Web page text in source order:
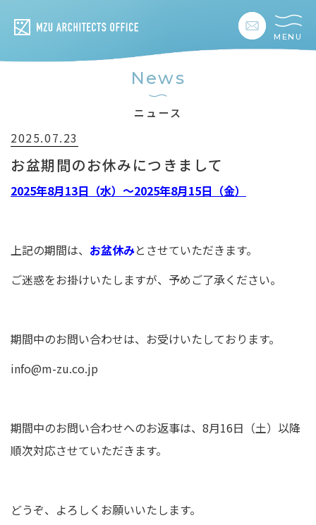
MENU
私たちの家づくり
建築事例
BLOG
イベント情報
News
ニュース
2025.07.23
お盆期間のお休みにつきまして
2025年8月13日（水）〜2025年8月15日（金）
上記の期間は、 お盆休みとさせていただきます。
ご迷惑をお掛けいたしますが、予めご了承ください。
期間中のお問い合わせは、お受けいたしております。
info@m-zu.co.jp
期間中のお問い合わせへのお返事は、8月16日（土）以降
順次対応させていただきます。
どうぞ、よろしくお願いいたします。